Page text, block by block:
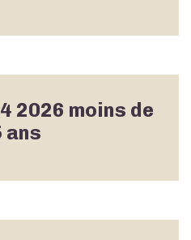
2026 moins de
ans